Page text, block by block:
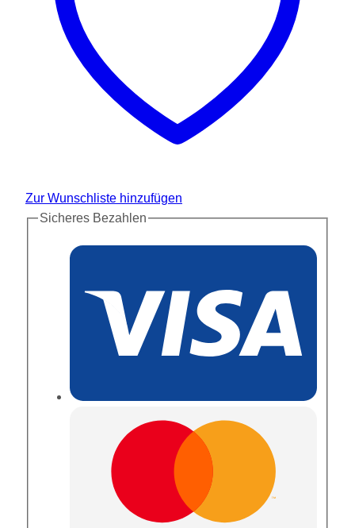
Zur Wunschliste hinzufügen
Sicheres Bezahlen